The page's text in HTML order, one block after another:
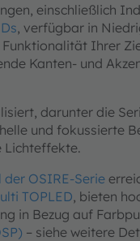
einschließlich
, verfügbar in
Ihrer
Kanten- und
darunter die
und fokussierte
Lichteffekte.
OSIRE-Serie
TOPLED , bieten
in Bezug auf
– siehe weitere